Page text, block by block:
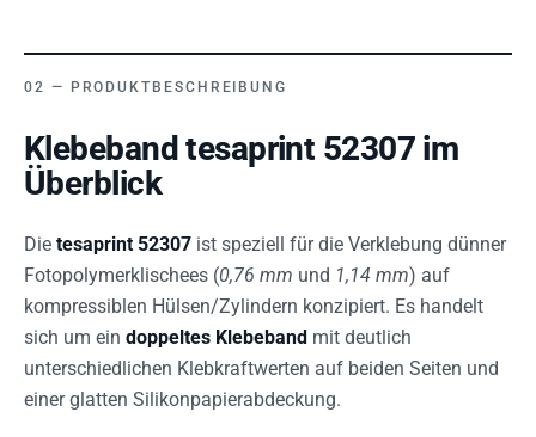
PRODUKTBESCHREIBUNG
Klebeband tesaprint 52307 im
Überblick
Die tesaprint 52307 ist speziell für die Verklebung dünner
Fotopolymerklischees (0,76 mm und 1,14 mm) auf
kompressiblen Hülsen/Zylindern konzipiert. Es handelt
sich um ein doppeltes Klebeband mit deutlich
unterschiedlichen Klebkraftwerten auf beiden Seiten und
einer glatten Silikonpapierabdeckung.